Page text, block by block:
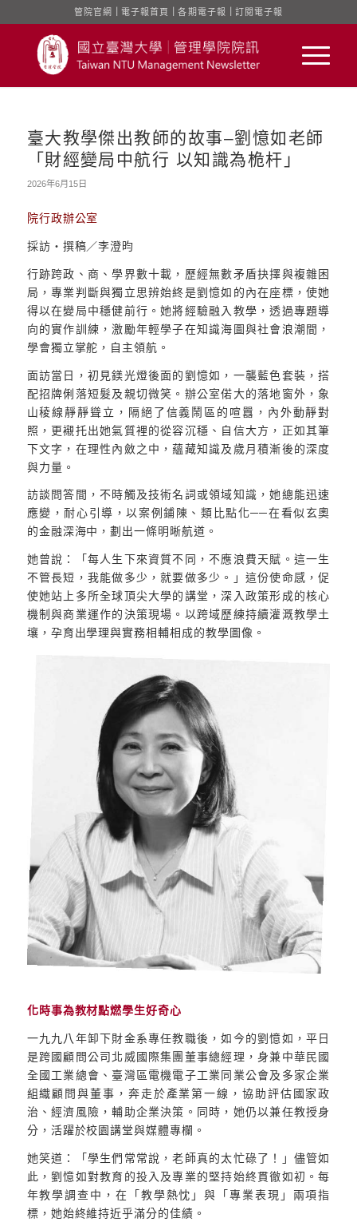
管院官網 電子報首頁 ｜各期電子報 訂閱電子報
臺大教學傑出教師的故事–劉憶如老師
「財經變局中航行 以知識為桅杆」
2026年6月15日
院行政辦公室
採訪‧撰稿／李澄昀
行跡跨政、商、學界數十載，歷經無數矛盾抉擇與複雜困
局，專業判斷與獨立思辨始終是劉憶如的內在座標，使她
得以在變局中穩健前行。她將經驗融入教學，透過專題導
向的實作訓練，激勵年輕學子在知識海圖與社會浪潮間，
學會獨立掌舵，自主領航。
面訪當日，初見鎂光燈後面的劉憶如，一襲藍色套裝，搭
配招牌俐落短髮及親切微笑。辦公室偌大的落地窗外，象
山稜線靜靜聳立，隔絕了信義鬧區的喧囂，內外動靜對
照，更襯托出她氣質裡的從容沉穩、自信大方，正如其筆
下文字，在理性內斂之中，蘊藏知識及歲月積漸後的深度
與力量。
訪談問答間，不時觸及技術名詞或領域知識，她總能迅速
應變，耐心引導，以案例鋪陳、類比點化──在看似玄奧
的金融深海中，劃出一條明晰航道。
她曾說：「每人生下來資質不同，不應浪費天賦。這一生
不管長短，我能做多少，就要做多少。」這份使命感，促
使她站上多所全球頂尖大學的講堂，深入政策形成的核心
機制與商業運作的決策現場。以跨域歷練持續灌溉教學土
壤，孕育出學理與實務相輔相成的教學圖像。
化時事為教材點燃學生好奇心
一九九八年卸下財金系專任教職後，如今的劉憶如，平日
是跨國顧問公司北威國際集團董事總經理，身兼中華民國
全國工業總會、臺灣區電機電子工業同業公會及多家企業
組織顧問與董事，奔走於產業第一線，協助評估國家政
治、經濟風險，輔助企業決策。同時，她仍以兼任教授身
分，活躍於校園講堂與媒體專欄。
她笑道：「學生們常常說，老師真的太忙碌了！」儘管如
此，劉憶如對教育的投入及專業的堅持始終貫徹如初。每
年教學調查中，在「教學熱忱」與「專業表現」兩項指
標，她始終維持近乎滿分的佳績。